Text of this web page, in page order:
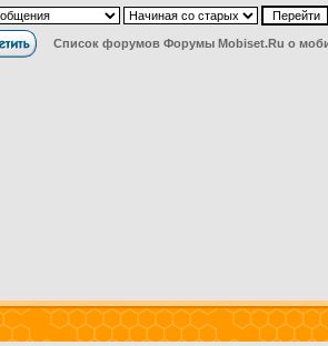
Список форумов Форумы Mobiset.Ru о